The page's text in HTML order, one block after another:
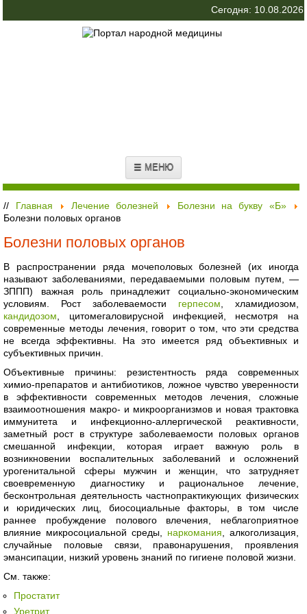
Сегодня: 10.08.2026
☰ МЕНЮ
// Главная Лечение болезней
Болезни на букву «Б»
Болезни половых органов
Болезни половых органов
В распространении ряда мочеполовых болезней (их иногда
называют заболеваниями, передаваемыми половым путем, —
ЗППП) важная роль принадлежит социально-экономическим
условиям. Рост заболеваемости герпесом , хламидиозом,
кандидозом , цитомегаловирусной инфекцией, несмотря на
современные методы лечения, говорит о том, что эти средства
не всегда эффективны. На это имеется ряд объективных и
субъективных причин.
Объективные причины: резистентность ряда современных
химио-препаратов и антибиотиков, ложное чувство уверенности
в эффективности современных методов лечения, сложные
взаимоотношения макро- и микроорганизмов и новая трактовка
иммунитета и инфекционно-аллергической реактивности,
заметный рост в структуре заболеваемости половых органов
смешанной инфекции, которая играет важную роль в
возникновении воспалительных заболеваний и осложнений
урогенитальной сферы мужчин и женщин, что затрудняет
своевременную диагностику и рациональное лечение,
бесконтрольная деятельность частнопрактикующих физических
и юридических лиц, биосоциальные факторы, в том числе
раннее пробуждение полового влечения, неблагоприятное
влияние микросоциальной среды, наркомания , алкоголизация,
случайные половые связи, правонарушения, проявления
эмансипации, низкий уровень знаний по гигиене половой жизни.
См. также:
Простатит
Уретрит